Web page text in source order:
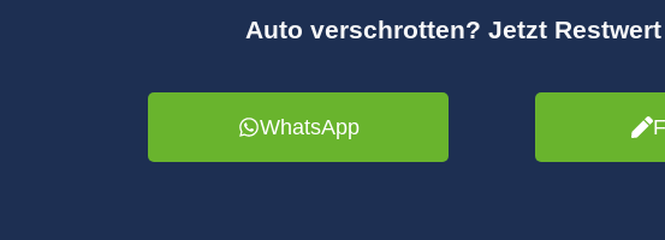
Auto verschrotten? Jetzt
WhatsApp